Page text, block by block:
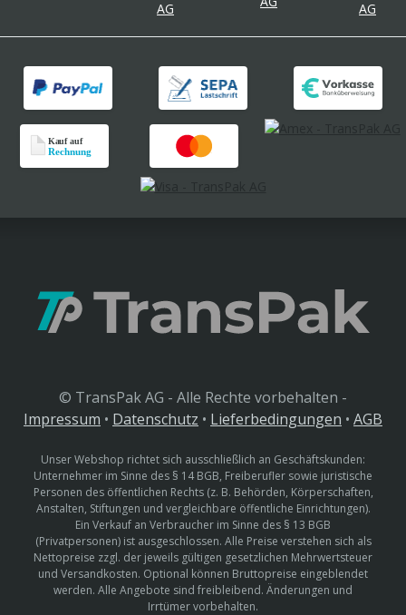
© TransPak AG - Alle Rechte vorbehalten -
Impressum • Datenschutz • Lieferbedingungen • AGB
Unser Webshop richtet sich ausschließlich an Geschäftskunden:
Unternehmer im Sinne des § 14 BGB, Freiberufler sowie juristische
Personen des öffentlichen Rechts (z. B. Behörden, Körperschaften,
Anstalten, Stiftungen und vergleichbare öffentliche Einrichtungen).
Ein Verkauf an Verbraucher im Sinne des § 13 BGB
(Privatpersonen) ist ausgeschlossen. Alle Preise verstehen sich als
Nettopreise zzgl. der jeweils gültigen gesetzlichen Mehrwertsteuer
und Versandkosten. Optional können Bruttopreise eingeblendet
werden. Alle Angebote sind freibleibend. Änderungen und
Irrtümer vorbehalten.